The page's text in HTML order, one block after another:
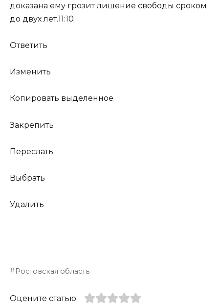
доказана ему грозит лишение свободы сроком
до двух лет.11:10
Ответить
Изменить
Копировать выделенное
Закрепить
Переслать
Выбрать
Удалить
Ростовская область
Оцените статью